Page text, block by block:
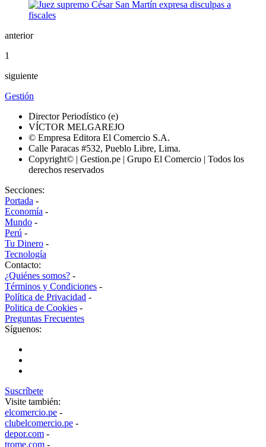
anterior
1
siguiente
Gestión
Director Periodístico (e)
VÍCTOR MELGAREJO
© Empresa Editora El Comercio S.A.
Calle Paracas #532, Pueblo Libre, Lima.
Copyright© | Gestion.pe | Grupo El Comercio | Todos los
derechos reservados
Secciones:
Portada -
Economía -
Mundo -
Perú -
Tu Dinero -
Tecnología
Contacto:
¿Quiénes somos? -
Términos y Condiciones -
Política de Privacidad -
Politica de Cookies -
Preguntas Frecuentes
Síguenos:
Suscríbete
Visite también:
elcomercio.pe -
clubelcomercio.pe -
depor.com -
trome.com -